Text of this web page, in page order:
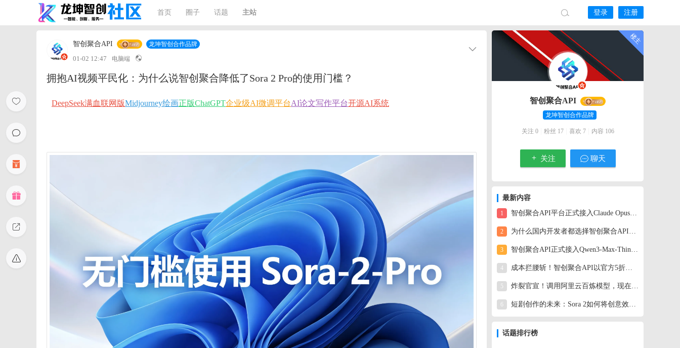
首页 圈子 话题 主站 登录 注册
智创聚合API 龙坤智创合作品牌
01-02 12:47 电脑端
拥抱AI视频平民化：为什么说智创聚合降低了Sora 2 Pro的使用门槛？
DeepSeek满血联网版Midjourney绘画正版ChatGPT企业级AI微调平台AI论文写作平台开源AI系统 智创聚合API
龙坤智创合作品牌
关注 0| 粉丝 17| 喜欢 7| 内容 106
关注 聊天
最新内容
1 智创聚合API平台正式接入Claude Opus 4.6：一美元解锁百万级上下文的智能体
2 为什么国内开发者都选择智创聚合API？一个答案就够了
3 智创聚合API正式接入Qwen3-Max-Thinking
4 成本拦腰斩！智创聚合API以官方5折价格上线Kimi K2.5模型
5 炸裂官宣！调用阿里云百炼模型，现在只需官方半价！
6 短剧创作的未来：Sora 2如何将创意效率提升100倍？
话题排行榜